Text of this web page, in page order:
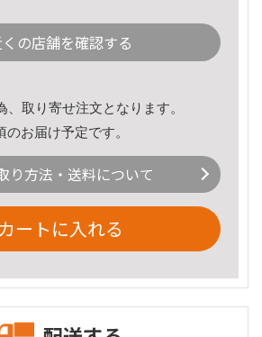
の店舗を確認する
、取り寄せ注文となります。
のお届け予定です。
り方法・送料について
カートに入れる